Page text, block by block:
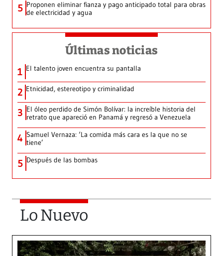
5 Proponen eliminar fianza y pago anticipado total para obras
de electricidad y agua
Últimas noticias
1 El talento joven encuentra su pantalla​
2 Etnicidad, estereotipo y criminalidad
3 El óleo perdido de Simón Bolívar: la increíble historia del
retrato que apareció en Panamá y regresó a Venezuela
4 Samuel Vernaza: ‘La comida más cara es la que no se
tiene’
5 Después de las bombas
Lo Nuevo